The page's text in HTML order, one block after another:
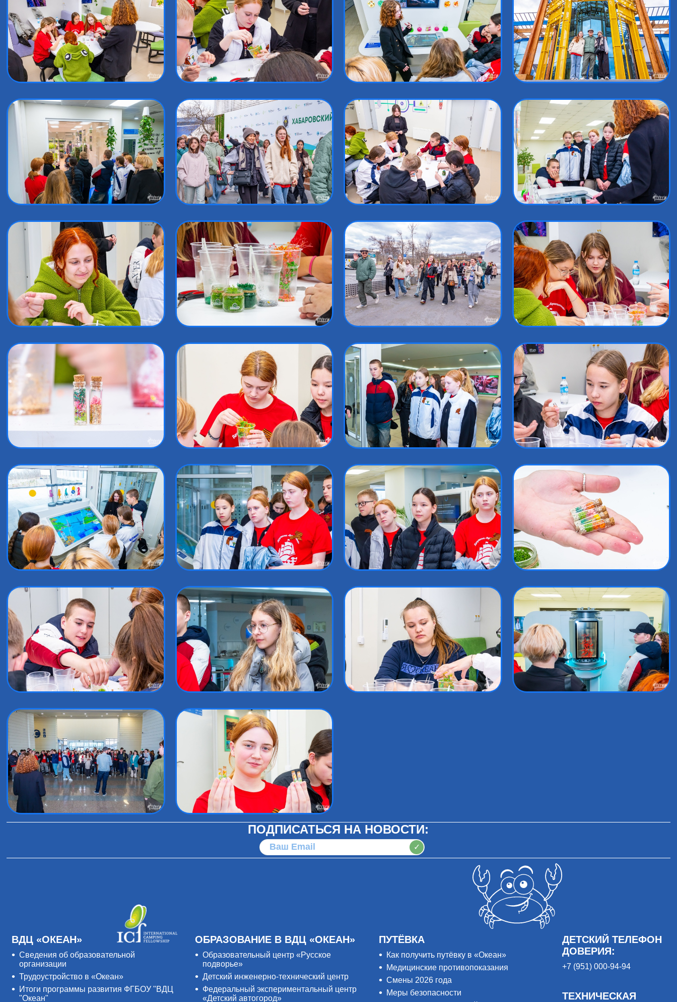
ПОДПИСАТЬСЯ НА НОВОСТИ:
✓
ВДЦ «ОКЕАН»
Сведения об образовательной
организации
Трудоустройство в «Океан»
Итоги программы развития ФГБОУ "ВДЦ
"Океан"
ОБРАЗОВАНИЕ В ВДЦ «ОКЕАН»
Образовательный центр «Русское
подворье»
Детский инженерно-технический центр
Федеральный экспериментальный центр
«Детский автогород»
ПУТЁВКА
Как получить путёвку в «Океан»
Медицинские противопоказания
Смены 2026 года
Меры безопасности
ДЕТСКИЙ ТЕЛЕФОН
ДОВЕРИЯ:
+7 (951) 000-94-94
ТЕХНИЧЕСКАЯ